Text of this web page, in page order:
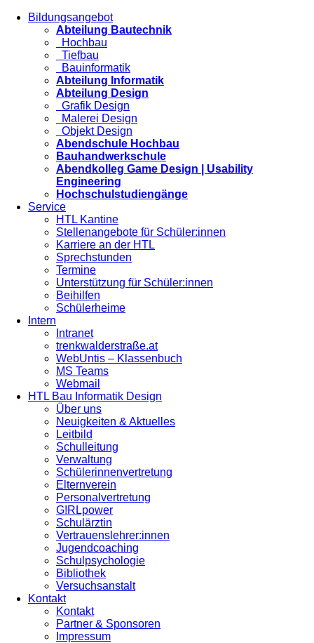
Bildungsangebot
Abteilung Bautechnik
Hochbau
Tiefbau
Bauinformatik
Abteilung Informatik
Abteilung Design
Grafik Design
Malerei Design
Objekt Design
Abendschule Hochbau
Bauhandwerkschule
Abendkolleg Game Design | Usability
Engineering
Hochschulstudiengänge
Service
HTL Kantine
Stellenangebote für Schüler:innen
Karriere an der HTL
Sprechstunden
Termine
Unterstützung für Schüler:innen
Beihilfen
Schülerheime
Intern
Intranet
trenkwalderstraße.at
WebUntis – Klassenbuch
MS Teams
Webmail
HTL Bau Informatik Design
Über uns
Neuigkeiten & Aktuelles
Leitbild
Schulleitung
Verwaltung
Schülerinnenvertretung
Elternverein
Personalvertretung
G!RLpower
Schulärztin
Vertrauenslehrer:innen
Jugendcoaching
Schulpsychologie
Bibliothek
Versuchsanstalt
Kontakt
Kontakt
Partner & Sponsoren
Impressum